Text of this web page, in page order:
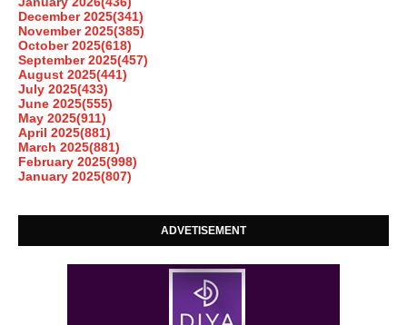
December 2025(341)
November 2025(385)
October 2025(618)
September 2025(457)
August 2025(441)
July 2025(433)
June 2025(555)
May 2025(911)
April 2025(881)
March 2025(881)
February 2025(998)
January 2025(807)
ADVETISEMENT